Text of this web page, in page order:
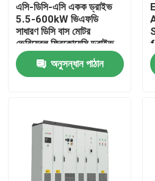
বাড়ি
এসি-ডিসি-এসি একক ড্রাইভ
5.5-600kW ভিএফডি
সাধারণ ডিসি বাস মোটর
ভেরিয়েবল ফ্রিকোয়েন্সি ড্রাইভ
লিফটের জন্য
অনুসন্ধান পাঠান